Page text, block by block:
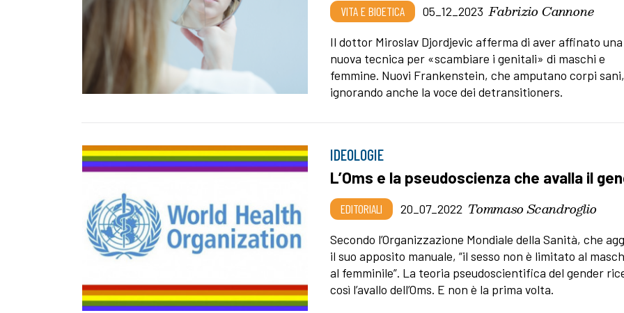
VITA E BIOETICA 05_12_2023 Fabrizio Cannone
Il dottor Miroslav Djordjevic afferma di aver affinato una
nuova tecnica per «scambiare i genitali» di maschi e
femmine. Nuovi Frankenstein, che amputano corpi
ignorando anche la voce dei detransitioners.
IDEOLOGIE
L’Oms e la pseudoscienza che avalla il
EDITORIALI 20_07_2022 Tommaso Scandroglio
Secondo l’Organizzazione Mondiale della Sanità, che
il suo apposito manuale, “il sesso non è limitato al
al femminile”. La teoria pseudoscientifica del gender
così l’avallo dell’Oms. E non è la prima volta.